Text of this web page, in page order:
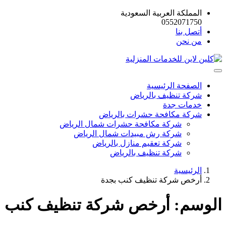
المملكة العربية السعودية
0552071750
أتصل بنا
من نحن
الصفحة الرئيسية
شركة تنظيف بالرياض
خدمات جدة
شركة مكافحة حشرات بالرياض
شركة مكافحة حشرات شمال الرياض
شركة رش مبيدات شمال الرياض
شركة تعقيم منازل بالرياض
شركة تنظيف بالرياض
الرئيسية
أرخص شركة تنظيف كنب بجدة
الوسم: أرخص شركة تنظيف كنب